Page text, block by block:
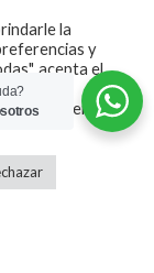
la
y
acepta el
visitar